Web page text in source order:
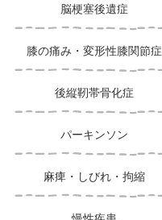
脳梗塞後遺症
膝の痛み・変形性膝関節症
後縦靭帯骨化症
パーキンソン
麻痺・しびれ・拘縮